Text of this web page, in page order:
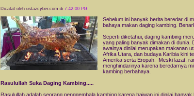
Dicatat oleh ustazcyber.com di 7:42:00 PG
Sebelum ini banyak berita beredar di
bahaya makan daging kambing.
Seperti diketahui, daging kambing
yang paling banyak dimakan di dunia.
awalnya dinilai merupakan makanan
Afrika Utara, dan budaya Karibia kini
Amerika serta Eropah. Meski lazat,
menghindarinya karena beredarnya
kambing berbahaya.
Rasulullah Suka Daging Kambing.....
Rasulullah adalah seorang penggembala kambing karena haiwan ini dinilai